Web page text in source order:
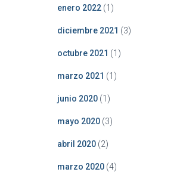
enero 2022(1)
diciembre 2021 (3)
octubre 2021 (1)
marzo 2021 (1)
junio 2020(1)
mayo 2020(3)
abril 2020(2)
marzo 2020(4)